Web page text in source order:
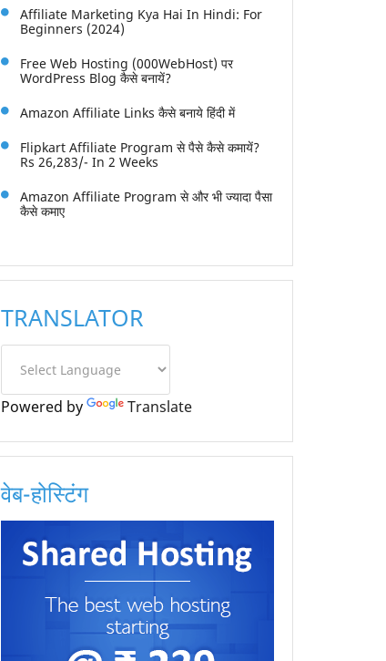
Affiliate Marketing Kya Hai In Hindi: For
Beginners (2024)
Free Web Hosting (000WebHost) पर
WordPress Blog कैसे बनायें?
Amazon Affiliate Links कैसे बनाये हिंदी में
Flipkart Affiliate Program से पैसे कैसे कमायें?
Rs 26,283/- In 2 Weeks
Amazon Affiliate Program से और भी ज्यादा पैसा
कैसे कमाए
TRANSLATOR
Powered by Translate
वेब-होस्टिंग